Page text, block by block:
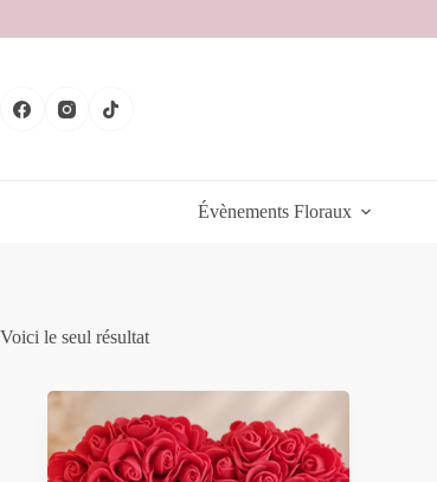
Évènements Floraux
Voici le seul résultat